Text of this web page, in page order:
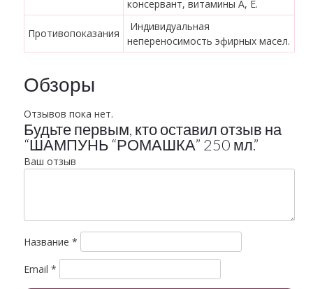
консервант, витамины А, Е.
Противопоказания
Индивидуальная
непереносимость эфирных масел.
Обзоры
Отзывов пока нет.
Будьте первым, кто оставил отзыв на
“ШАМПУНЬ “РОМАШКА” 250 мл.”
Ваш отзыв
Название *
Email *